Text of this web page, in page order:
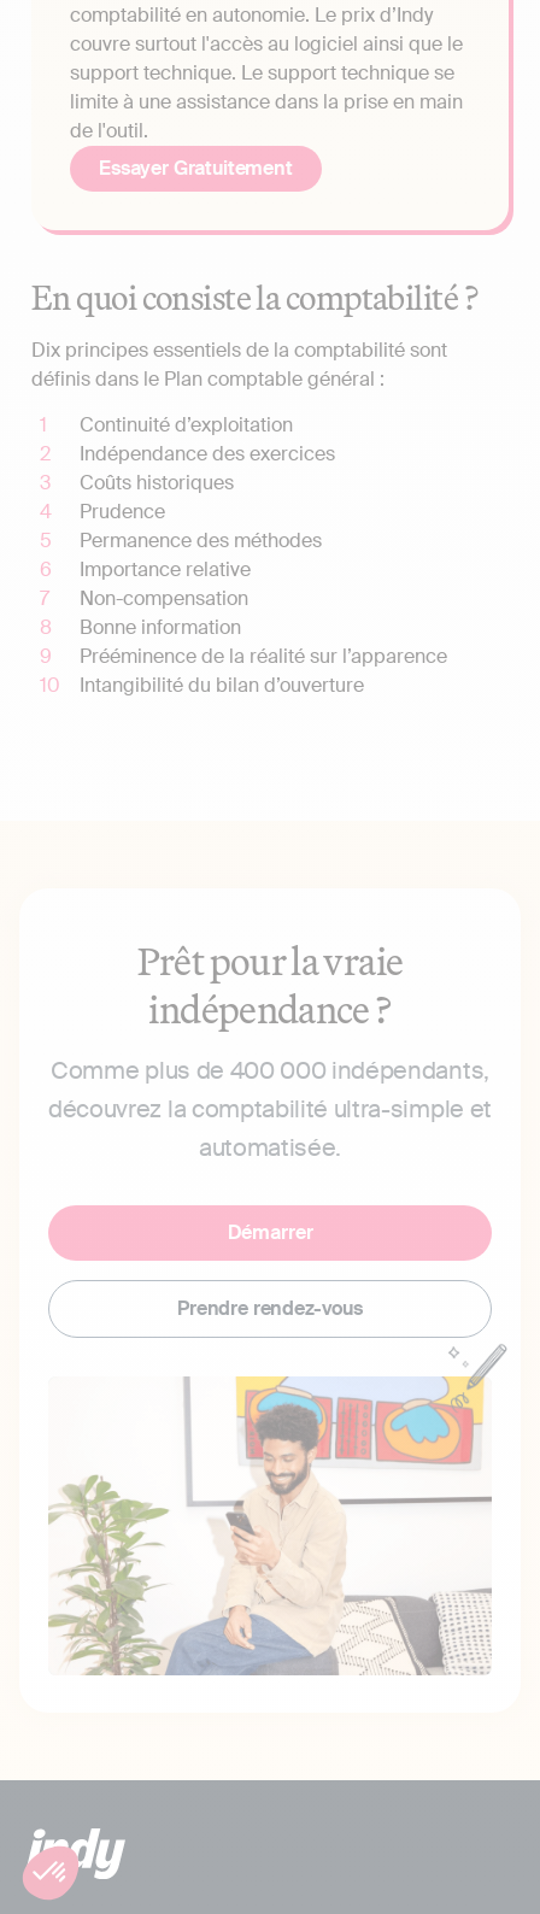
comptabilité en autonomie. Le prix d’Indy
couvre surtout l'accès au logiciel ainsi que le
support technique. Le support technique se
limite à une assistance dans la prise en main
de l'outil.
Essayer Gratuitement
En quoi consiste la comptabilité ?
Dix principes essentiels de la comptabilité sont
définis dans le Plan comptable général :
Continuité d’exploitation
Indépendance des exercices
Coûts historiques
Prudence
Permanence des méthodes
Importance relative
Non-compensation
Bonne information
Prééminence de la réalité sur l’apparence
Intangibilité du bilan d’ouverture
Prêt pour la vraie
indépendance ?
Comme plus de 400 000 indépendants,
découvrez la comptabilité ultra-simple et
automatisée.
Démarrer
Prendre rendez-vous